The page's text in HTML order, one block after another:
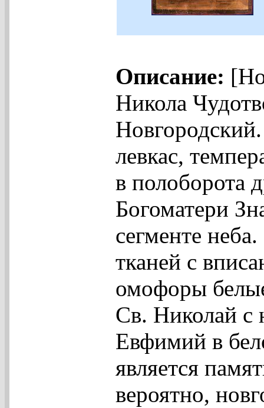
Описание:
Никола
левкас,
в полоборота
Богоматери
сегменте
тканей с
омофоры
Св. Николай с
Евфимий в
является
вероятно,